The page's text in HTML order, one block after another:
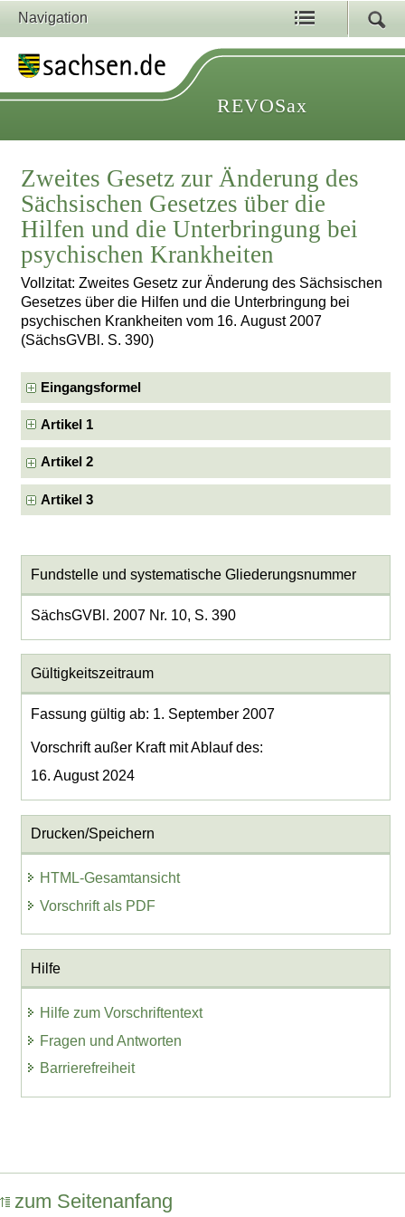
Navigation
REVOSax
Zweites Gesetz zur Änderung des
Sächsischen Gesetzes über die
Hilfen und die Unterbringung bei
psychischen Krankheiten
Vollzitat: Zweites Gesetz zur Änderung des Sächsischen
Gesetzes über die Hilfen und die Unterbringung bei
psychischen Krankheiten vom 16. August 2007
(SächsGVBl. S. 390)
Eingangsformel
Artikel 1
Artikel 2
Artikel 3
Fundstelle und systematische Gliederungsnummer
SächsGVBl. 2007 Nr. 10, S. 390
Gültigkeitszeitraum
Fassung gültig ab: 1. September 2007
Vorschrift außer Kraft mit Ablauf des:
16. August 2024
Drucken/Speichern
HTML-Gesamtansicht
Vorschrift als PDF
Hilfe
Hilfe zum Vorschriftentext
Fragen und Antworten
Barrierefreiheit
zum Seitenanfang